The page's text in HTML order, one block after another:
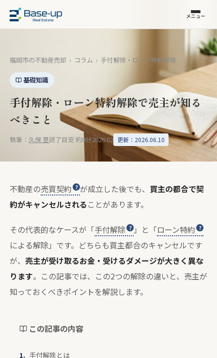
メニュー
福岡市の不動産売却 › コラム › 手付解除・ローン特約解除
基礎知識
手付解除・ローン特約解除で売主が知る
べきこと
執筆： 久保 塁読了目安 約8分2026.02 更新：2026.06.10
不動産の売買契約 が成立した後でも、 買主の都合で契
約がキャンセルされる ことがあります。
その代表的なケースが「手付解除 」と「ローン特約
による解除」です。どちらも買主都合のキャンセルです
が、 売主が受け取るお金・受けるダメージが大きく異な
ります。この記事では、この2つの解除の違いと、売主が
知っておくべきポイントを解説します。
この記事の内容
手付解除とは